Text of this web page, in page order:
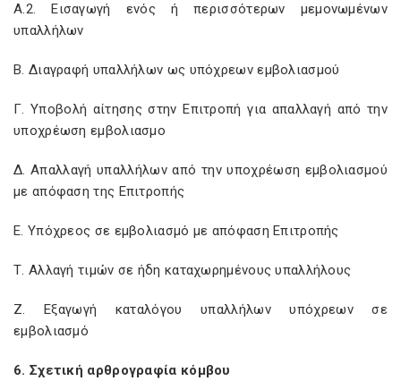
Α.2. Εισαγωγή ενός ή περισσότερων μεμονωμένων
υπαλλήλων
Β. Διαγραφή υπαλλήλων ως υπόχρεων εμβολιασμού
Γ. Υποβολή αίτησης στην Επιτροπή για απαλλαγή από την
υποχρέωση εμβολιασμο
Δ. Απαλλαγή υπαλλήλων από την υποχρέωση εμβολιασμού
με απόφαση της Επιτροπής
Ε. Υπόχρεος σε εμβολιασμό με απόφαση Επιτροπής
Τ. Αλλαγή τιμών σε ήδη καταχωρημένους υπαλλήλους
Ζ. Εξαγωγή καταλόγου υπαλλήλων υπόχρεων σε
εμβολιασμό
6. Σχετική αρθρογραφία κόμβου